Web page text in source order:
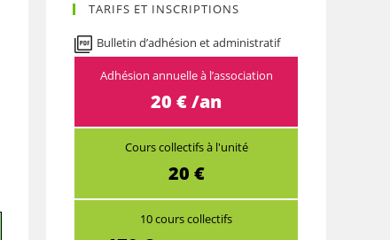
TARIFS ET INSCRIPTIONS
Bulletin d’adhésion et administratif
Adhésion annuelle à l’association
20 € /an
Cours collectifs à l'unité
20 €
10 cours collectifs